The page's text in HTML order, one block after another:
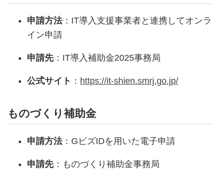
申請方法：IT導入支援事業者と連携してオンラ
イン申請
申請先：IT導入補助金2025事務局
公式サイト ： https://it-shien.smrj.go.jp/
ものづくり補助金
申請方法：GビズIDを用いた電子申請
申請先：ものづくり補助金事務局